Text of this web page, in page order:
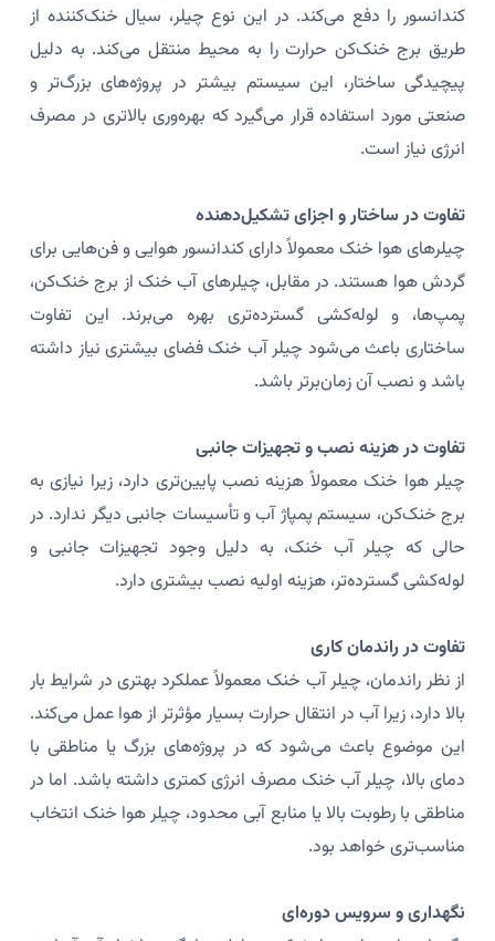
کندانسور را دفع می‌کند. در این نوع چیلر، سیال خنک‌کننده از
طریق برج خنک‌کن حرارت را به محیط منتقل می‌کند. به دلیل
پیچیدگی ساختار، این سیستم بیشتر در پروژه‌های بزرگ‌تر و
صنعتی مورد استفاده قرار می‌گیرد که بهره‌وری بالاتری در مصرف
انرژی نیاز است.
تفاوت در ساختار و اجزای تشکیل‌دهنده
چیلرهای هوا خنک معمولاً دارای کندانسور هوایی و فن‌هایی برای
گردش هوا هستند. در مقابل، چیلرهای آب خنک از برج خنک‌کن،
پمپ‌ها، و لوله‌کشی گسترده‌تری بهره می‌برند. این تفاوت
ساختاری باعث می‌شود چیلر آب خنک فضای بیشتری نیاز داشته
باشد و نصب آن زمان‌برتر باشد.
تفاوت در هزینه نصب و تجهیزات جانبی
چیلر هوا خنک معمولاً هزینه نصب پایین‌تری دارد، زیرا نیازی به
برج خنک‌کن، سیستم پمپاژ آب و تأسیسات جانبی دیگر ندارد. در
حالی که چیلر آب خنک، به دلیل وجود تجهیزات جانبی و
لوله‌کشی گسترده‌تر، هزینه اولیه نصب بیشتری دارد.
تفاوت در راندمان کاری
از نظر راندمان، چیلر آب خنک معمولاً عملکرد بهتری در شرایط بار
بالا دارد، زیرا آب در انتقال حرارت بسیار مؤثرتر از هوا عمل می‌کند.
این موضوع باعث می‌شود که در پروژه‌های بزرگ یا مناطقی با
دمای بالا، چیلر آب خنک مصرف انرژی کمتری داشته باشد. اما در
مناطقی با رطوبت بالا یا منابع آبی محدود، چیلر هوا خنک انتخاب
مناسب‌تری خواهد بود.
نگهداری و سرویس دوره‌ای